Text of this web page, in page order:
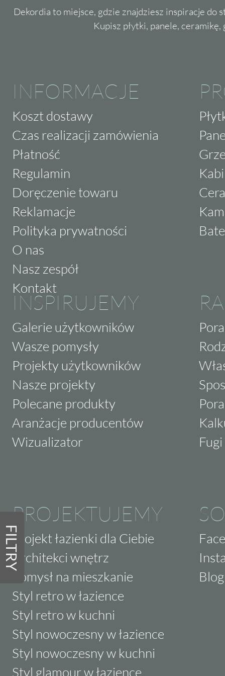
FILTRY
Dekordia to miejsce, gdzie znajdziesz inspiracje do
Kupisz płytki, panele,
INFORMACJE
Koszt dostawy
Czas realizacji zamówienia
Płatność
Regulamin
Doręczenie towaru
Reklamacje
Polityka prywatności
O nas
Nasz zespół
Kontakt
INSPIRUJEMY
Galerie użytkowników
Wasze pomysły
Projekty użytkowników
Nasze projekty
Polecane produkty
Aranżacje producentów
Wizualizator
PROJEKTUJEMY
Projekt łazienki dla Ciebie
Architekci wnętrz
Pomysł na mieszkanie
Styl retro w łazience
Styl retro w kuchni
Styl nowoczesny w łazience
Styl nowoczesny w kuchni
Styl glamour w łazience
Blog